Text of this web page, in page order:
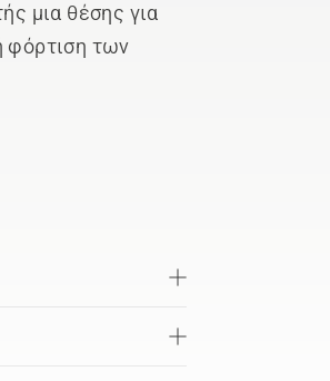
μια θέσης για
φόρτιση των